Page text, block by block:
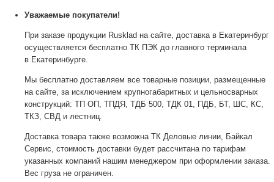
Уважаемые покупатели!
При заказе продукции Rusklad на сайте, доставка в Екатеринбург
осуществляется бесплатно ТК ПЭК до главного терминала
в Екатеринбурге.
Мы бесплатно доставляем все товарные позиции, размещенные
на сайте, за исключением крупногабаритных и цельносварных
конструкций: ТП ОП, ТПДЯ, ТДБ 500, ТДК 01, ПДБ, БТ, ШС, КС,
ТКЗ, СВД и лестниц.
Доставка товара также возможна ТК Деловые линии, Байкал
Сервис, стоимость доставки будет рассчитана по тарифам
указанных компаний нашим менеджером при оформлении заказа.
Вес груза не ограничен.